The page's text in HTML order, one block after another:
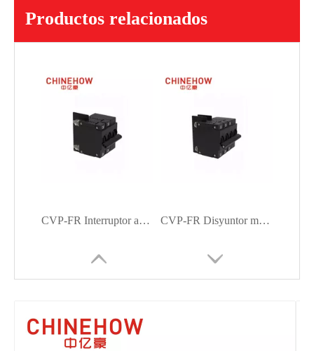
Productos relacionados
CVP-FR Interruptor automático magnético hidráulico Actuador de mango largo con perno M6 y barreras de terminal 2P + control remoto CVP-FR Disyuntor magnético hidráulico Actuador de mango largo con tornillo M5 y barreras de terminal 3P + control remoto